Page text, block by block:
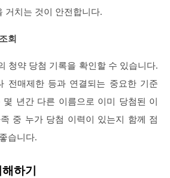
거치는 것이 안전합니다.
회
청약 당첨 기록을 확인할 수 있습니다.
전매제한 등과 연결되는 중요한 기준
몇 년간 다른 이름으로 이미 당첨된 이
중 누가 당첨 이력이 있는지 함께 점
습니다.
하기